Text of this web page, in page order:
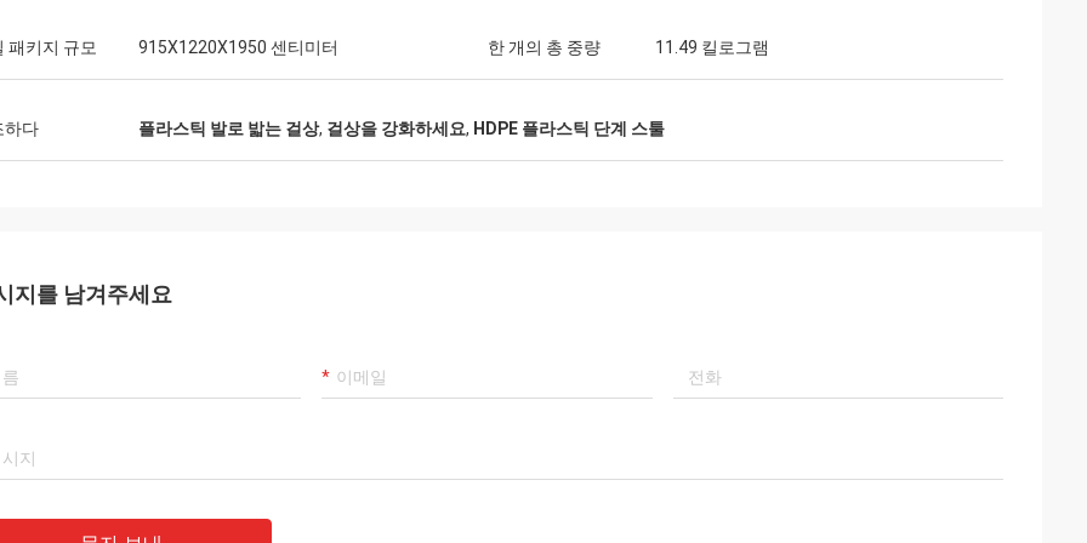
패키지 규모 915X1220X1950 센티미터 한 개의 총 중량 11.49 킬로그램
하다 플라스틱 발로 밟는 걸상, 걸상을 강화하세요, HDPE 플라스틱 단계 스툴
지를 남겨주세요